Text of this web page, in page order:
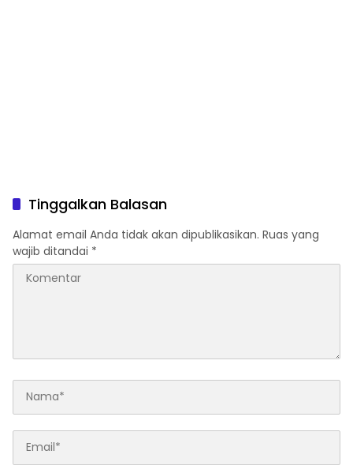
Tinggalkan Balasan
Alamat email Anda tidak akan dipublikasikan. Ruas yang
wajib ditandai *